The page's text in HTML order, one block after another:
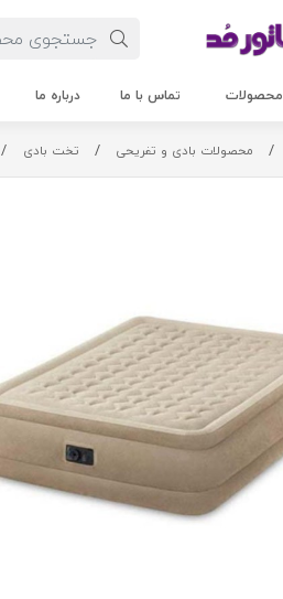
محصولات تماس با ما درباره ما
/ محصولات بادی و تفریحی / تخت بادی /